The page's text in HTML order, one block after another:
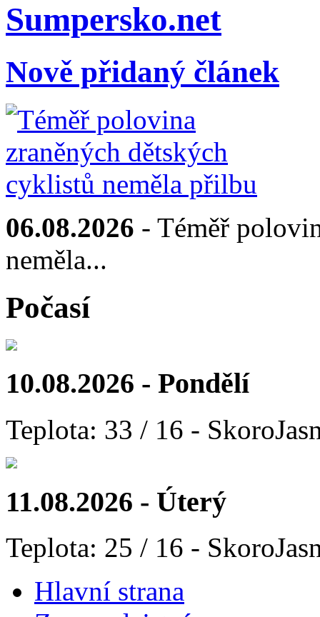
Sumpersko.net
Nově přidaný článek
06.08.2026 - Téměř
neměla...
Počasí
10.08.2026 - Pondělí
Teplota: 33 / 16 -
11.08.2026 - Úterý
Teplota: 25 / 16 -
Hlavní strana